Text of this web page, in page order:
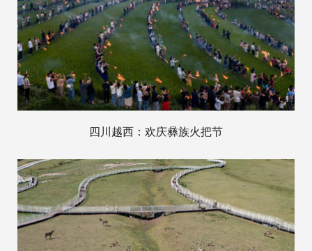
四川越西：欢庆彝族火把节